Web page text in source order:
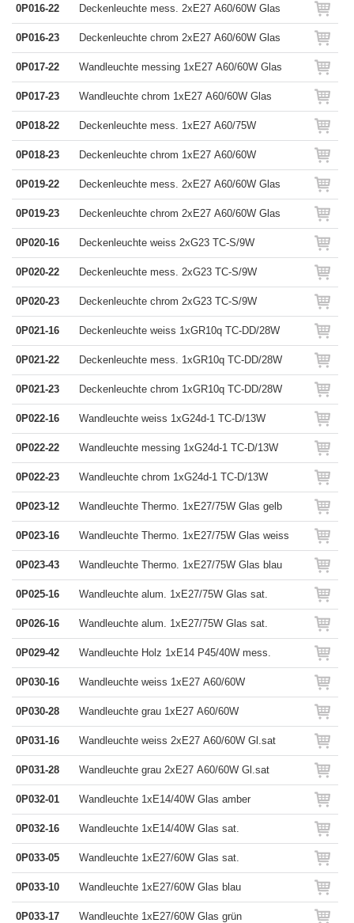
0P016-22 Deckenleuchte mess. 2xE27 A60/60W Glas
0P016-23 Deckenleuchte chrom 2xE27 A60/60W Glas
0P017-22 Wandleuchte messing 1xE27 A60/60W Glas
0P017-23 Wandleuchte chrom 1xE27 A60/60W Glas
0P018-22 Deckenleuchte mess. 1xE27 A60/75W
0P018-23 Deckenleuchte chrom 1xE27 A60/60W
0P019-22 Deckenleuchte mess. 2xE27 A60/60W Glas
0P019-23 Deckenleuchte chrom 2xE27 A60/60W Glas
0P020-16 Deckenleuchte weiss 2xG23 TC-S/9W
0P020-22 Deckenleuchte mess. 2xG23 TC-S/9W
0P020-23 Deckenleuchte chrom 2xG23 TC-S/9W
0P021-16 Deckenleuchte weiss 1xGR10q TC-DD/28W
0P021-22 Deckenleuchte mess. 1xGR10q TC-DD/28W
0P021-23 Deckenleuchte chrom 1xGR10q TC-DD/28W
0P022-16 Wandleuchte weiss 1xG24d-1 TC-D/13W
0P022-22 Wandleuchte messing 1xG24d-1 TC-D/13W
0P022-23 Wandleuchte chrom 1xG24d-1 TC-D/13W
0P023-12 Wandleuchte Thermo. 1xE27/75W Glas gelb
0P023-16 Wandleuchte Thermo. 1xE27/75W Glas weiss
0P023-43 Wandleuchte Thermo. 1xE27/75W Glas blau
0P025-16 Wandleuchte alum. 1xE27/75W Glas sat.
0P026-16 Wandleuchte alum. 1xE27/75W Glas sat.
0P029-42 Wandleuchte Holz 1xE14 P45/40W mess.
0P030-16 Wandleuchte weiss 1xE27 A60/60W
0P030-28 Wandleuchte grau 1xE27 A60/60W
0P031-16 Wandleuchte weiss 2xE27 A60/60W Gl.sat
0P031-28 Wandleuchte grau 2xE27 A60/60W Gl.sat
0P032-01 Wandleuchte 1xE14/40W Glas amber
0P032-16 Wandleuchte 1xE14/40W Glas sat.
0P033-05 Wandleuchte 1xE27/60W Glas sat.
0P033-10 Wandleuchte 1xE27/60W Glas blau
0P033-17 Wandleuchte 1xE27/60W Glas grün